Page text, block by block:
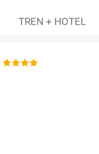
TREN + HOTEL